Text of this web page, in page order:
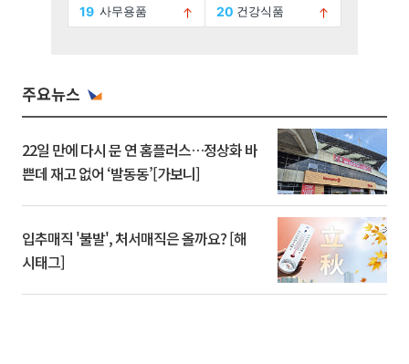
주요뉴스
22일 만에 다시 문 연 홈플러스…정상화 바
쁜데 재고 없어 ‘발동동’[가보니]
입추매직 '불발', 처서매직은 올까요? [해
시태그]